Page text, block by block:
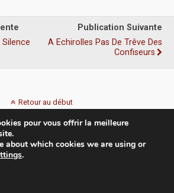
Silence
Publication Suivante
A Echirolles Pas De Trêve Des
Confiseurs
Retour au début
pour vous offrir la meilleure
about which cookies we are using or
.